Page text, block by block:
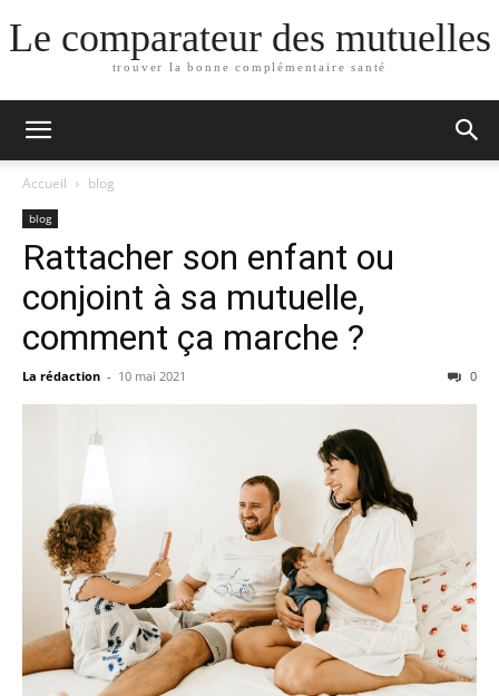
Le comparateur des mutuelles
trouver la bonne complémentaire santé
Accueil blog
blog
Rattacher son enfant ou
conjoint à sa mutuelle,
comment ça marche ?
La rédaction - 10 mai 2021 0